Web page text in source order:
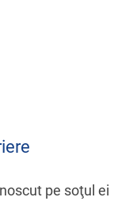
pe soţul ei